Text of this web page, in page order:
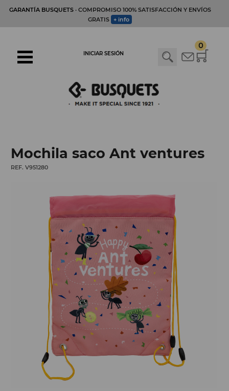
GARANTÍA BUSQUETS· COMPROMISO 100% SATISFACCIÓN Y ENVÍOS
GRATIS + info
0
INICIAR SESIÓN
Mochila saco Ant ventures
REF. V951280